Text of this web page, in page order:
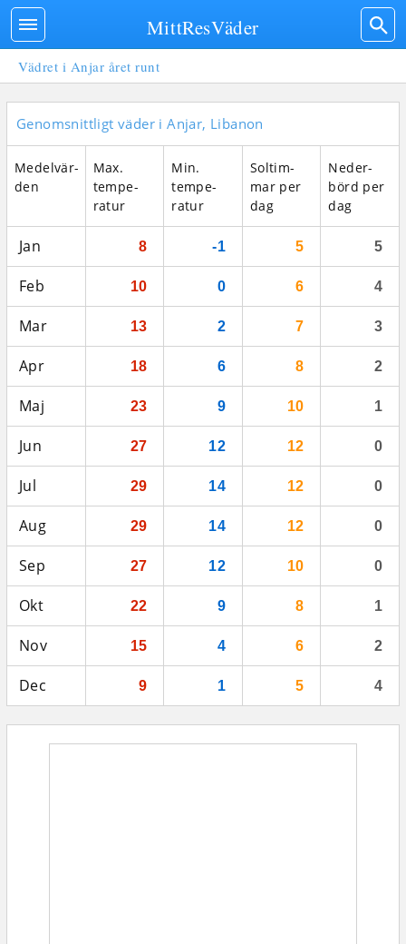
Vädret i Anjar året runt
Genomsnittligt väder i Anjar, Libanon
Medel­vär­
den
Max.
tempe­
ratur
Min.
tempe­
ratur
Sol­tim­
mar per
dag
Neder­
börd per
dag
Jan 8 -1 5 5
Feb 10 0 6 4
Mar 13 2 7 3
Apr 18 6 8 2
Maj 23 9 10 1
Jun 27 12 12 0
Jul 29 14 12 0
Aug 29 14 12 0
Sep 27 12 10 0
Okt 22 9 8 1
Nov 15 4 6 2
Dec 9 1 5 4
MittResVäder